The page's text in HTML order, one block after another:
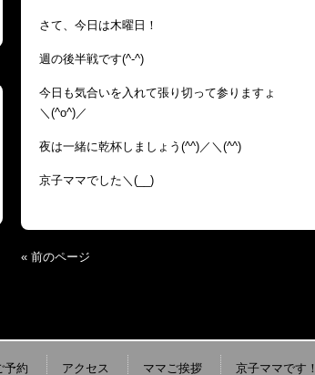
さて、今日は木曜日！
週の後半戦です(^-^)
今日も気合いを入れて張り切って参りますょ
＼(^o^)／
夜は一緒に乾杯しましょう(^^)／＼(^^)
京子ママでした＼(__)
« 前のページ
予約 アクセス ママご挨拶 京子ママです！